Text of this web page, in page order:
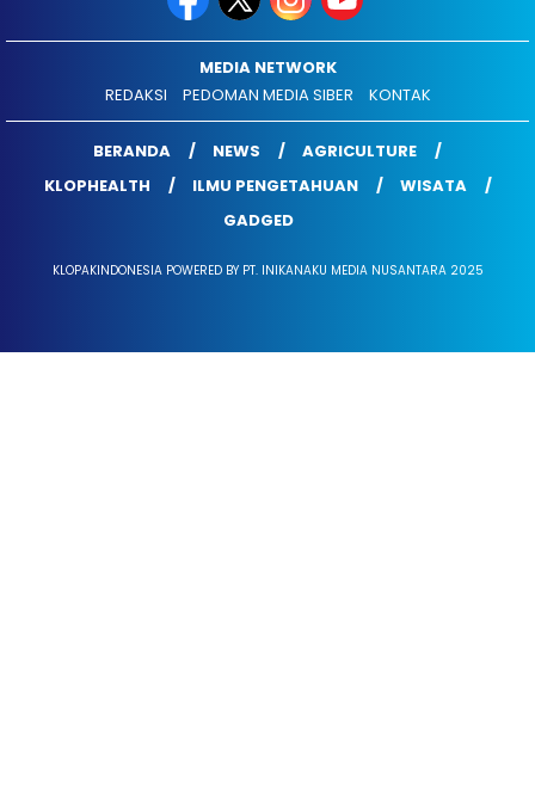
MEDIA NETWORK
REDAKSI
PEDOMAN MEDIA SIBER KONTAK
BERANDA NEWS
AGRICULTURE
KLOPHEALTH
ILMU PENGETAHUAN
WISATA
GADGED
KLOPAKINDONESIA POWERED BY PT. INIKANAKU MEDIA NUSANTARA 2025